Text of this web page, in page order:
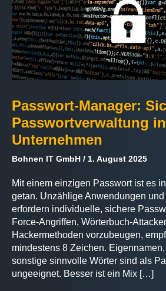
Passwort-Manager:
Passwortverwaltung in
Unternehmen
Bohnen IT GmbH 1. August 2025
Mit einem einzigen Passwort ist es
getan. Unzählige Anwendungen
erfordern individuelle, sichere
Force-Angriffen, Wörterbuch-
Hackermethoden vorzubeugen,
mindestens 8 Zeichen.
sonstige sinnvolle Wörter sind als
ungeeignet. Besser ist ein Mix […]